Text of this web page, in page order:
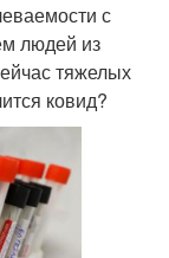
с
людей из
тяжелых
ковид?